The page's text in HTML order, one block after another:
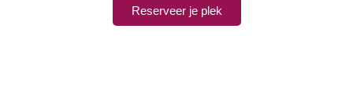
Reserveer je plek